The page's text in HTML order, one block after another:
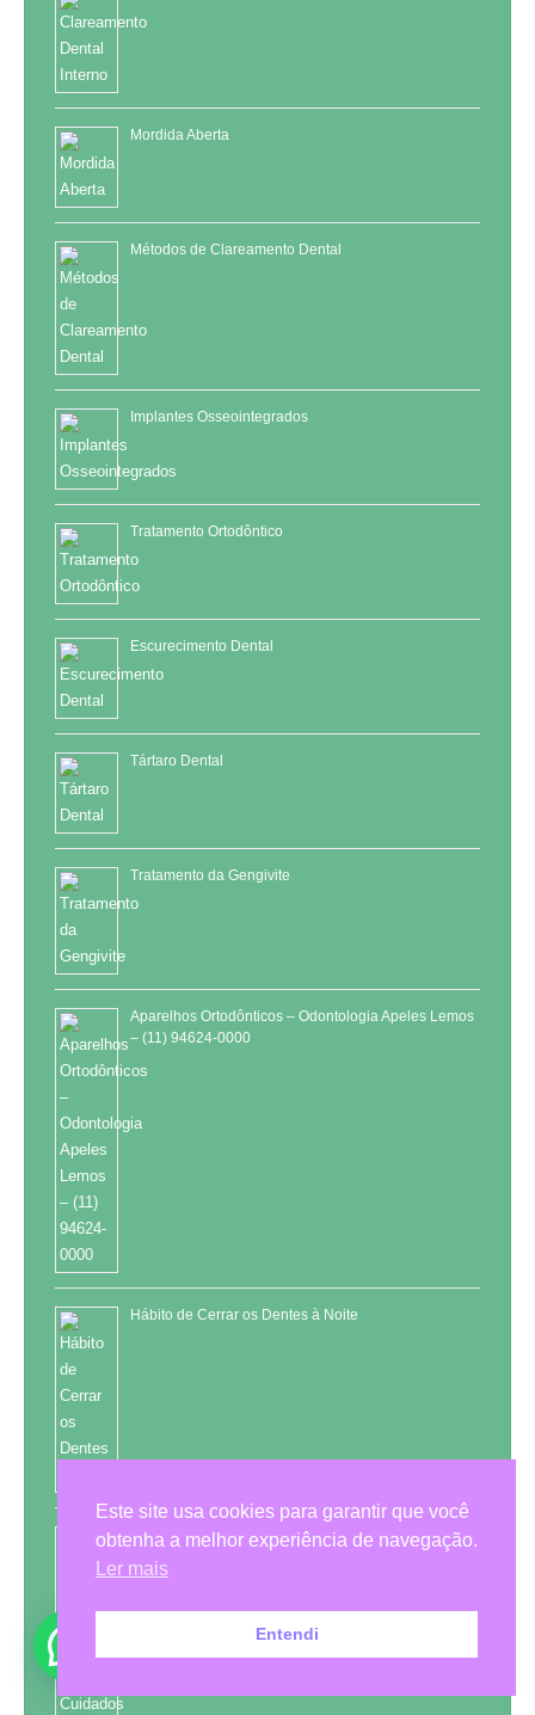
Mordida Aberta
Métodos de Clareamento Dental
Implantes Osseointegrados
Tratamento Ortodôntico
Escurecimento Dental
Tártaro Dental
Tratamento da Gengivite
Aparelhos Ortodônticos – Odontologia Apeles Lemos
– (11) 94624-0000
Hábito de Cerrar os Dentes à Noite
Tratamento do Bruxismo
Este site usa cookies para garantir que você
obtenha a melhor experiência de navegação.
Ler mais
Entendi